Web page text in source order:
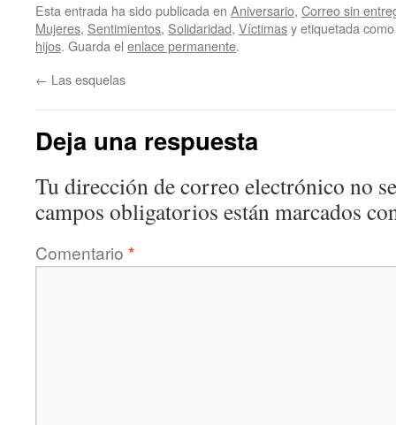
Esta entrada ha sido publicada en Aniversario, Correo sin
Mujeres, Sentimientos, Solidaridad, Víctimasy etiquetada
hijos. Guarda el enlace permanente.
← Las esquelas
Deja una respuesta
Tu dirección de correo electrónico no
campos obligatorios están marcados
Comentario *